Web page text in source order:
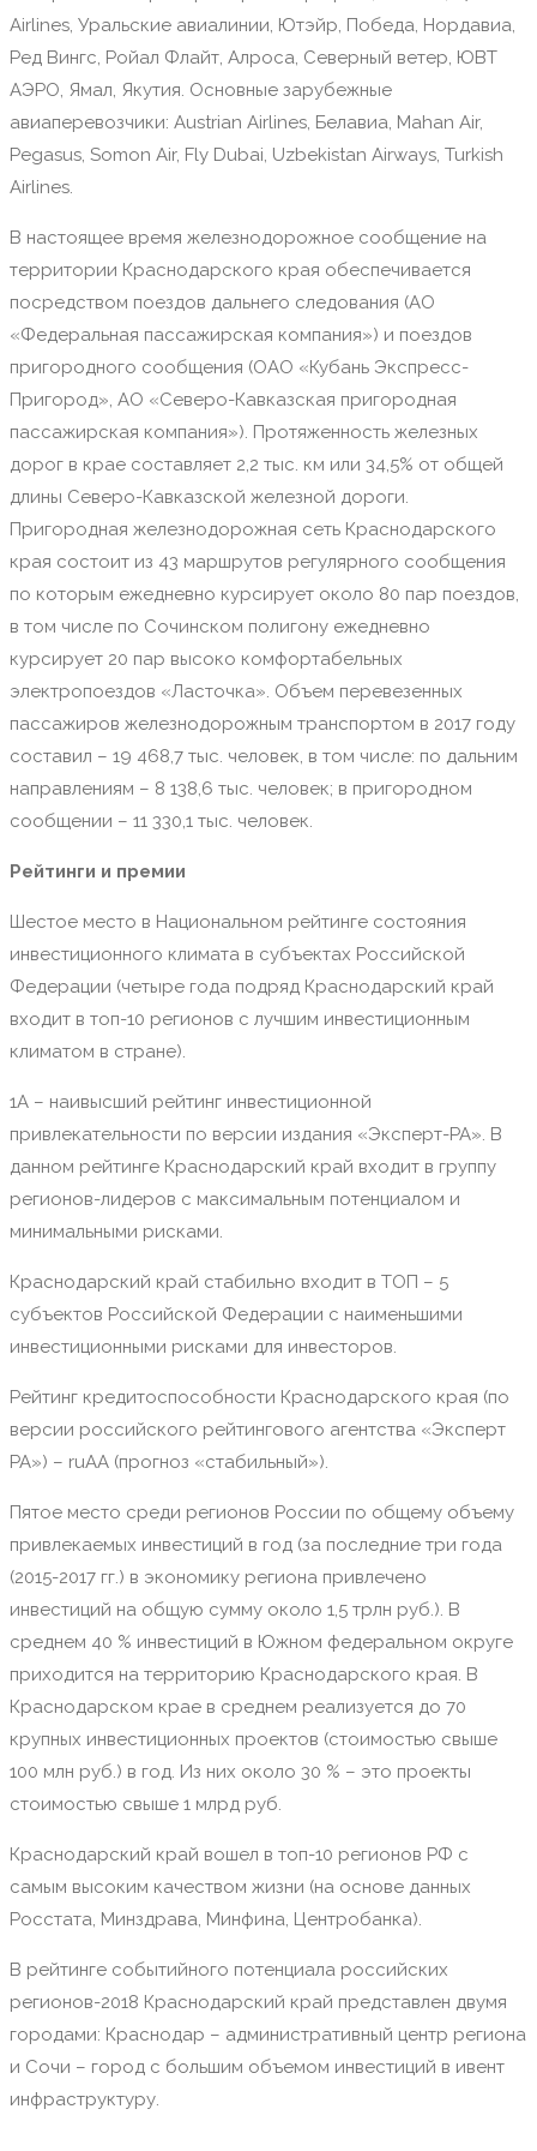
Airlines, Уральские авиалинии, Ютэйр, Победа, Нордавиа,
Ред Вингс, Ройал Флайт, Алроса, Северный ветер, ЮВТ
АЭРО, Ямал, Якутия. Основные зарубежные
авиаперевозчики: Austrian Airlines, Белавиа, Mahan Air,
Pegasus, Somon Air, Fly Dubai, Uzbekistan Airways, Turkish
Airlines.
В настоящее время железнодорожное сообщение на
территории Краснодарского края обеспечивается
посредством поездов дальнего следования (АО
«Федеральная пассажирская компания») и поездов
пригородного сообщения (ОАО «Кубань Экспресс-
Пригород», АО «Северо-Кавказская пригородная
пассажирская компания»). Протяженность железных
дорог в крае составляет 2,2 тыс. км или 34,5% от общей
длины Северо-Кавказской железной дороги.
Пригородная железнодорожная сеть Краснодарского
края состоит из 43 маршрутов регулярного сообщения
по которым ежедневно курсирует около 80 пар поездов,
в том числе по Сочинском полигону ежедневно
курсирует 20 пар высоко комфортабельных
электропоездов «Ласточка». Объем перевезенных
пассажиров железнодорожным транспортом в 2017 году
составил – 19 468,7 тыс. человек, в том числе: по дальним
направлениям – 8 138,6 тыс. человек; в пригородном
сообщении – 11 330,1 тыс. человек.
Рейтинги и премии
Шестое место в Национальном рейтинге состояния
инвестиционного климата в субъектах Российской
Федерации (четыре года подряд Краснодарский край
входит в топ-10 регионов с лучшим инвестиционным
климатом в стране).
1А – наивысший рейтинг инвестиционной
привлекательности по версии издания «Эксперт-РА». В
данном рейтинге Краснодарский край входит в группу
регионов-лидеров с максимальным потенциалом и
минимальными рисками.
Краснодарский край стабильно входит в ТОП – 5
субъектов Российской Федерации с наименьшими
инвестиционными рисками для инвесторов.
Рейтинг кредитоспособности Краснодарского края (по
версии российского рейтингового агентства «Эксперт
РА») – ruАА (прогноз «стабильный»).
Пятое место среди регионов России по общему объему
привлекаемых инвестиций в год (за последние три года
(2015-2017 гг.) в экономику региона привлечено
инвестиций на общую сумму около 1,5 трлн руб.). В
среднем 40 % инвестиций в Южном федеральном округе
приходится на территорию Краснодарского края. В
Краснодарском крае в среднем реализуется до 70
крупных инвестиционных проектов (стоимостью свыше
100 млн руб.) в год. Из них около 30 % – это проекты
стоимостью свыше 1 млрд руб.
Краснодарский край вошел в топ-10 регионов РФ с
самым высоким качеством жизни (на основе данных
Росстата, Минздрава, Минфина, Центробанка).
В рейтинге событийного потенциала российских
регионов-2018 Краснодарский край представлен двумя
городами: Краснодар – административный центр региона
и Сочи – город с большим объемом инвестиций в ивент
инфраструктуру.